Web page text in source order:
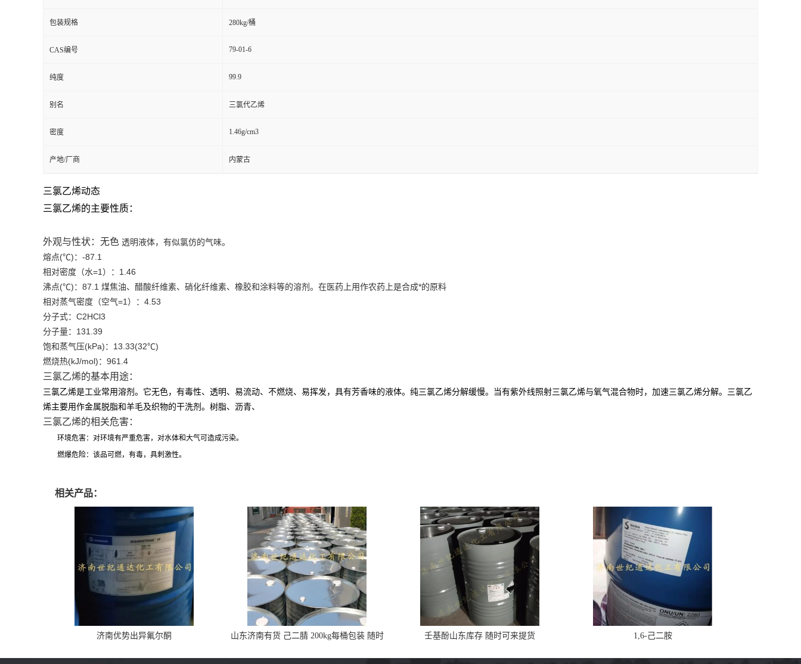
包装规格 280kg/桶
CAS编号 79-01-6
纯度 99.9
别名 三氯代乙烯
密度 1.46g/cm3
产地/厂商 内蒙古
三氯乙烯动态
三氯乙烯的主要性质：
外观与性状：无色 透明液体，有似氯仿的气味。
熔点(℃)：-87.1
相对密度（水=1）：1.46
沸点(℃)：87.1 煤焦油、醋酸纤维素、硝化纤维素、橡胶和涂料等的溶剂。在医药上用作农药上是合成*的原料
相对蒸气密度（空气=1）：4.53
分子式：C2HCl3
分子量：131.39
饱和蒸气压(kPa)：13.33(32℃)
燃烧热(kJ/mol)：961.4
三氯乙烯的基本用途：
三氯乙烯是工业常用溶剂。它无色，有毒性、透明、易流动、不燃烧、易挥发，具有芳香味的液体。纯三氯乙烯分解缓慢。当有紫外线照射三氯乙烯与氧气混合物时，加速三氯乙烯分解。三氯乙
烯主要用作金属脱脂和羊毛及织物的干洗剂。树脂、沥青、
三氯乙烯的相关危害：
环境危害：对环境有严重危害，对水体和大气可造成污染。
燃爆危险：该品可燃，有毒，具刺激性。
相关产品：
济南优势出异氟尔酮
山东济南有货 己二腈 200kg每桶包装 随时
壬基酚山东库存 随时可来提货 1,6-己二胺